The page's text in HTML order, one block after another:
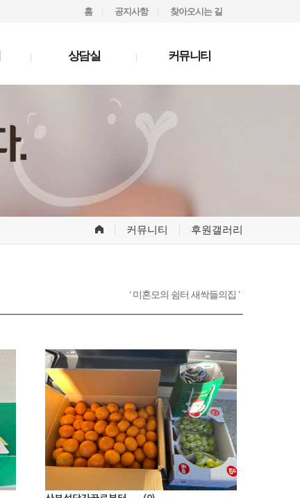
홈 공지사항 찾아오시는 길
상담실 커뮤니티
커뮤니티 후원갤러리
‘ 미혼모의 쉼터 새싹들의집 ’